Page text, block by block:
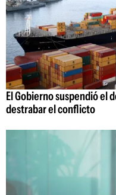
El Gobierno suspendió el
destrabar el conflicto